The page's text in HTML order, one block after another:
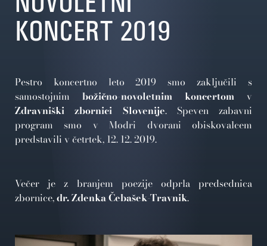
KONCERT 2019
Pestro koncertno leto 2019 smo zaključili s
samostojnim božično-novoletnim koncertom v
Zdravniški zbornici Slovenije. Speven zabavni
program smo v Modri dvorani obiskovalcem
predstavili v četrtek, 12. 12. 2019.
Večer je z branjem poezije odprla predsednica
zbornice,dr. Zdenka Čebašek-Travnik.